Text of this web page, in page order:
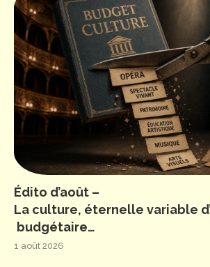
Édito d’août –
La culture, éternelle variable
budgétaire…
1 août 2026